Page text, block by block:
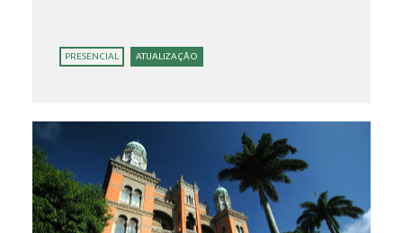
PRESENCIAL ATUALIZAÇÃO